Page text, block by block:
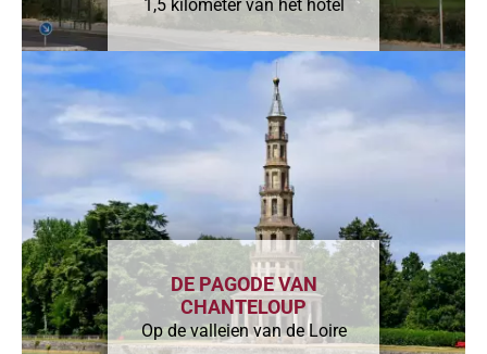
1,5 kilometer van het hotel
DE PAGODE VAN
CHANTELOUP
Op de valleien van de Loire